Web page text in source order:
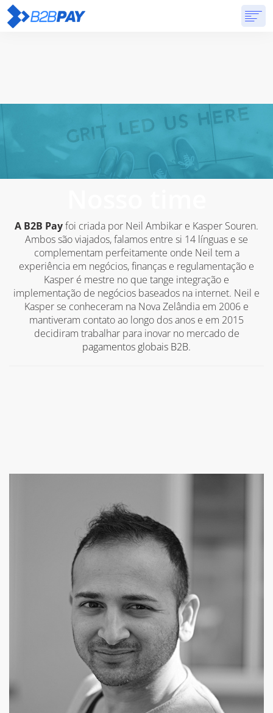
A B2B Payfoi criada por Neil Ambikar e Kasper Souren.
Ambos são viajados, falamos entre si 14 línguas e se
complementam perfeitamente onde Neil tem a
experiência em negócios, finanças e regulamentação e
Kasper é mestre no que tange integração e
implementação de negócios baseados na internet. Neil e
Kasper se conheceram na Nova Zelândia em 2006 e
mantiveram contato ao longo dos anos e em 2015
decidiram trabalhar para inovar no mercado de
pagamentos globais B2B.